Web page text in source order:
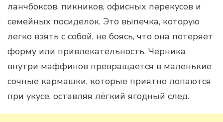
ланчбоксов, пикников, офисных перекусов и
семейных посиделок. Это выпечка, которую
легко взять с собой, не боясь, что она потеряет
форму или привлекательность. Черника
внутри маффинов превращается в маленькие
сочные кармашки, которые приятно лопаются
при укусе, оставляя лёгкий ягодный след.